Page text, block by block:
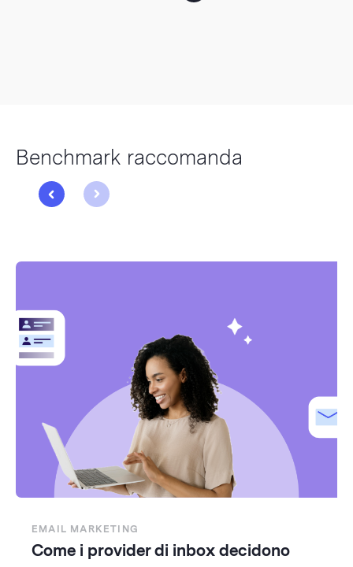
Benchmark raccomanda
EMAIL MARKETING
Come i provider di inbox decidono